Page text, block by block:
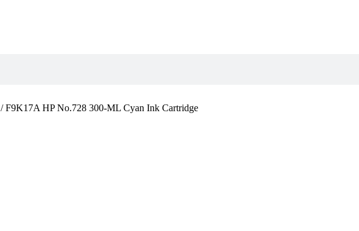
/ F9K17A HP No.728 300-ML Cyan Ink Cartridge